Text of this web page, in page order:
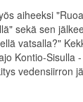
aiheeksi
sekä sen
vatsalla?"
Kontio-Sisulla
vedensiirron